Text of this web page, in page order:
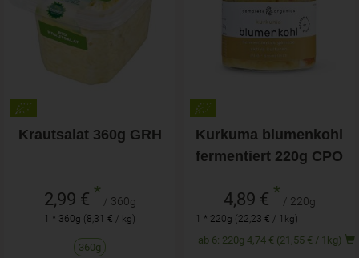
Krautsalat 360g GRH
2,99 € * / 360g
1 * 360g (8,31 € / kg)
360g
Kurkuma blumenkohl
fermentiert 220g CPO
4,89 € * / 220g
1 * 220g (22,23 € / 1kg)
ab 6: 220g 4,74 € (21,55 € / 1kg)